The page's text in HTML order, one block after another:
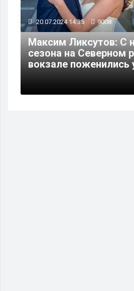
20.07.2024 14:35 9008
Максим Ликсутов: С
сезона на Северном
вокзале поженились